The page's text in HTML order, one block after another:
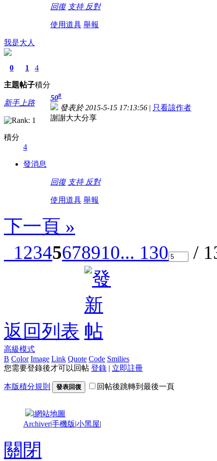
回復 支持 反對
使用道具 舉報
我是大人
0
主題
1
帖子
4
積分
新手上路
積分
4
發消息
50#
發表於 2015-5-15 17:13:56 | 只看該作者
謝謝大大分享
回復 支持 反對
使用道具 舉報
下一頁 »
12345678910... 130 /
返回列表
高級模式
B Color Image Link Quote Code Smilies
您需要登錄後才可以回帖 登錄 | 立即註冊
本版積分規則 發表回復 回帖後跳轉到最後一頁
|網站地圖
Archiver|手機版|小黑屋|
關閉